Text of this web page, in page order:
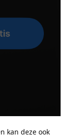
kan deze ook